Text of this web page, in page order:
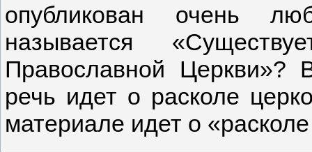
опубликован очень
называется
Православной Церкви»?
речь идет о расколе
материале идет о